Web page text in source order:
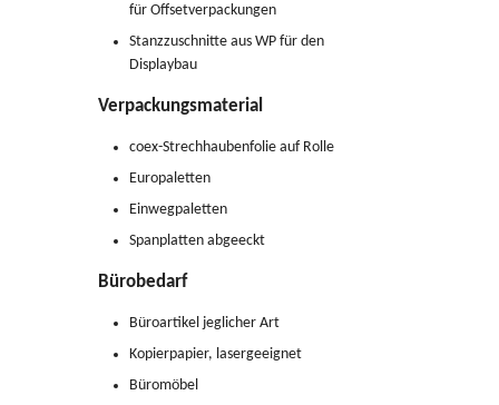
für Offsetverpackungen
Stanzzuschnitte aus WP für den
Displaybau
Verpackungsmaterial
coex-Strechhaubenfolie auf Rolle
Europaletten
Einwegpaletten
Spanplatten abgeeckt
Bürobedarf
Büroartikel jeglicher Art
Kopierpapier, lasergeeignet
Büromöbel